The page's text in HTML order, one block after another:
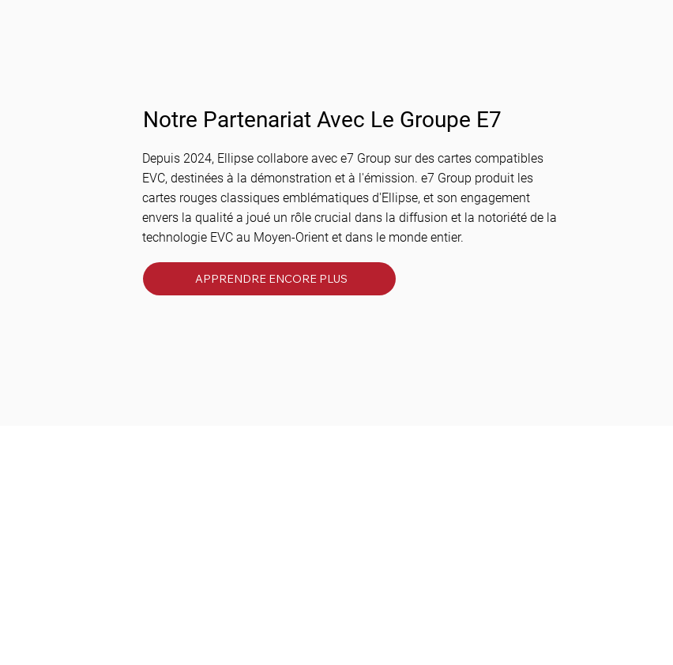
Notre Partenariat Avec Le Groupe E7
Depuis 2024, Ellipse collabore avec e7 Group sur des cartes compatibles
EVC, destinées à la démonstration et à l'émission. e7 Group produit les
cartes rouges classiques emblématiques d'Ellipse, et son engagement
envers la qualité a joué un rôle crucial dans la diffusion et la notoriété de la
technologie EVC au Moyen-Orient et dans le monde entier.
APPRENDRE ENCORE PLUS